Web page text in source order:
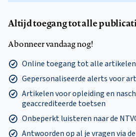
Altijd toegang tot alle
Abonneer vandaag nog!
Online toegang tot alle artikelen
Gepersonaliseerde alerts voor
Artikelen voor opleiding en
geaccrediteerde toetsen
Onbeperkt luisteren naar de
Antwoorden op al je vragen via